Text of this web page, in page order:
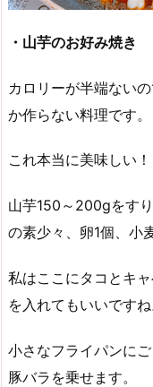
・山芋のお好み焼き
カロリーが半端ない
か作らない料理です。
これ本当に美味しい！
山芋150～200gをす
の素少々、卵1個、小
私はここにタコとキ
を入れてもいいですね
小さなフライパンに
豚バラを乗せます。